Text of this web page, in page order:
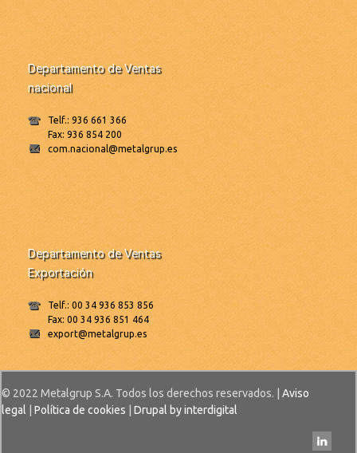
Departamento de Ventas
nacional
Telf.: 936 661 366
Fax: 936 854 200
com.nacional@metalgrup.es
Departamento de Ventas
Exportación
Telf.: 00 34 936 853 856
Fax: 00 34 936 851 464
export@metalgrup.es
© 2022 Metalgrup S.A. Todos los derechos reservados. | Aviso
legal | Política de cookies | Drupal by interdigital